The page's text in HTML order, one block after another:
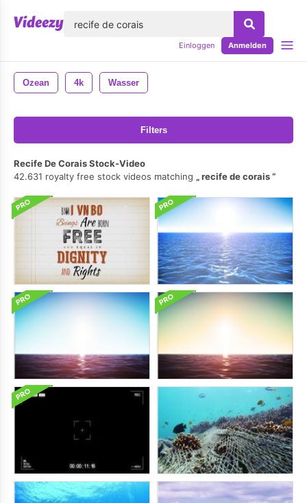
Einloggen Anmelden
Ozean 4k Wasser
Filters
Recife De Corais Stock-Video
42.631 royalty free stock videos matching
recife de corais